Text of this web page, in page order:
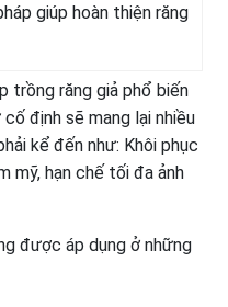
giúp hoàn thiện răng
trồng răng giả phổ biến
định sẽ mang lại nhiều
kể đến như: Khôi phục
mỹ, hạn chế tối đa ảnh
được áp dụng ở những